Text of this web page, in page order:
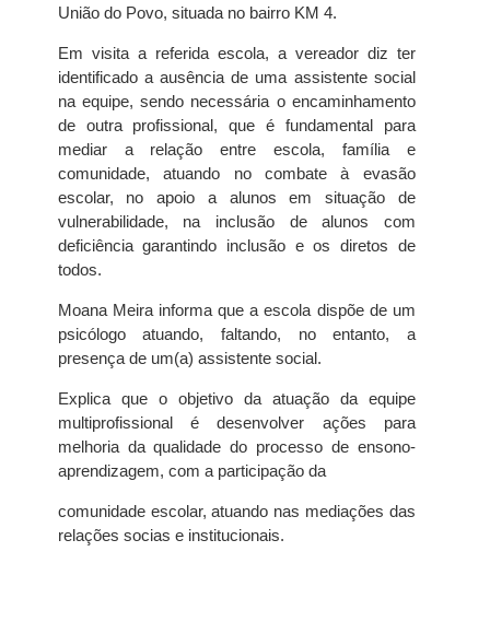
União do Povo, situada no bairro KM 4.
Em visita a referida escola, a vereador diz ter
identificado a ausência de uma assistente social
na equipe, sendo necessária o encaminhamento
de outra profissional, que é fundamental para
mediar a relação entre escola, família e
comunidade, atuando no combate à evasão
escolar, no apoio a alunos em situação de
vulnerabilidade, na inclusão de alunos com
deficiência garantindo inclusão e os diretos de
todos.
Moana Meira informa que a escola dispõe de um
psicólogo atuando, faltando, no entanto, a
presença de um(a) assistente social.
Explica que o objetivo da atuação da equipe
multiprofissional é desenvolver ações para
melhoria da qualidade do processo de ensono-
aprendizagem, com a participação da
comunidade escolar, atuando nas mediações das
relações socias e institucionais.